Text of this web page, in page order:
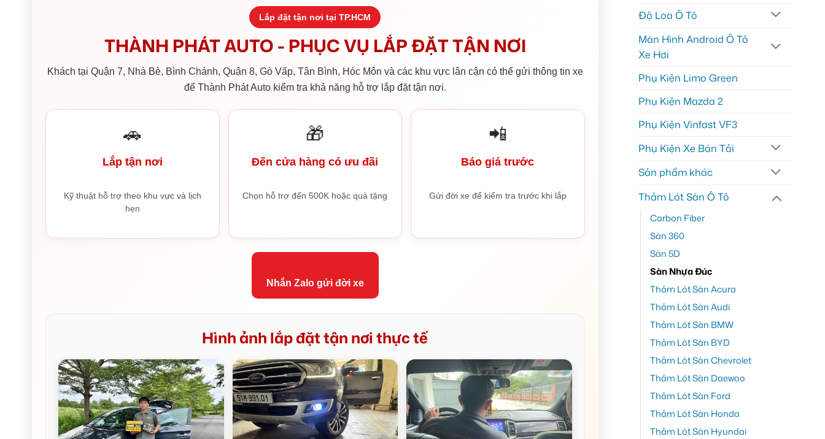
Lắp đặt tận nơi tại TP.HCM
THÀNH PHÁT AUTO - PHỤC VỤ LẮP ĐẶT TẬN NƠI
Khách tại Quận 7, Nhà Bè, Bình Chánh, Quận 8, Gò Vấp, Tân Bình, Hóc Môn và các khu vực lân cận có thể gửi thông tin xe
để Thành Phát Auto kiểm tra khả năng hỗ trợ lắp đặt tận nơi.
🚗
Lắp tận nơi
Kỹ thuật hỗ trợ theo khu vực và lịch
hẹn
🎁
Đến cửa hàng có ưu đãi
Chọn hỗ trợ đến 500K hoặc quà tặng
📲
Báo giá trước
Gửi đời xe để kiểm tra trước khi lắp
Nhắn Zalo gửi đời xe
Hình ảnh lắp đặt tận nơi thực tế
Độ Loa Ô Tô
Màn Hình Android Ô Tô
Xe Hơi
Phụ Kiện Limo Green
Phụ Kiện Mazda 2
Phụ Kiện Vinfast VF3
Phụ Kiện Xe Bán Tải
Sản phẩm khác
Thảm Lót Sàn Ô Tô
Carbon Fiber
Sàn 360
Sàn 5D
Sàn Nhựa Đúc
Thảm Lót Sàn Acura
Thảm Lót Sàn Audi
Thảm Lót Sàn BMW
Thảm Lót Sàn BYD
Thảm Lót Sàn Chevrolet
Thảm Lót Sàn Daewoo
Thảm Lót Sàn Ford
Thảm Lót Sàn Honda
Thảm Lót Sàn Hyundai